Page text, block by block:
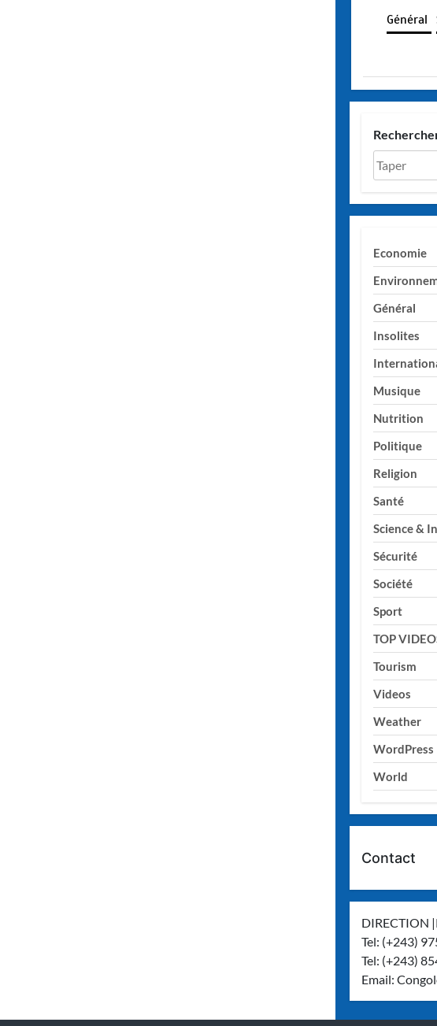
Général
Economie
Général
Insolites
Musique
Nutrition
Politique
Religion
Santé
Science &
Sécurité
Société
Sport
TOP
Tourism
Videos
Weather
WordPress
World
Contact
DIRECTION
Tel: (+243)
Tel: (+243)
Email: